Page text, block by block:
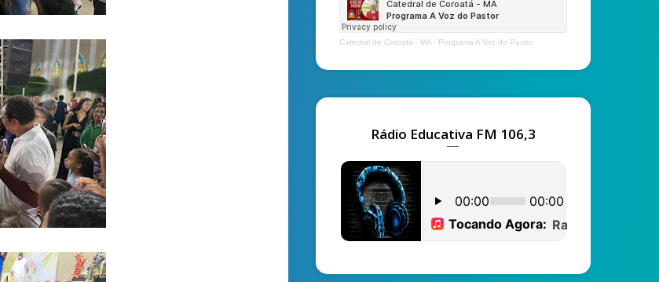
Catedral de Coroatá - MA · Programa A Voz do Pastor
Rádio Educativa FM 106,3